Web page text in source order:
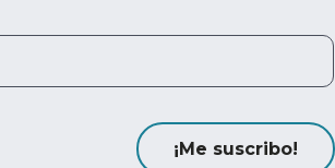
¡Me suscribo!